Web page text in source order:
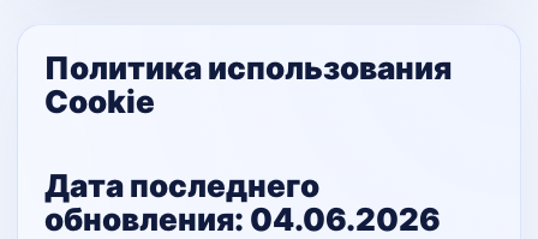
Политика использования
Cookie
Дата последнего
обновления: 04.06.2026